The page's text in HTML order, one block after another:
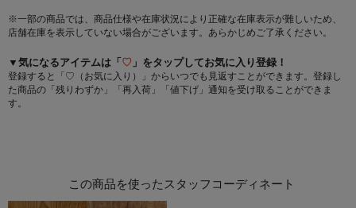
※一部の商品では、商品仕様や在庫状況により正確な在庫表示が難しいため、
店舗在庫を表示していない場合がございます。あらかじめご了承ください。
▼気になるアイテムは「♡ 」をタップしてお気に入り登録！
登録すると「♡（お気に入り）」からいつでも見返すことができます。登録し
た商品の「残りわずか」「再入荷」「値下げ」通知を受け取ることができま
す。
この商品を使ったスタッフコーディネート